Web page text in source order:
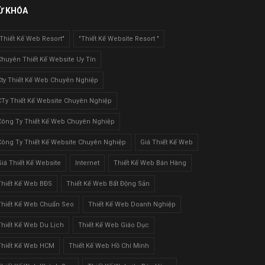
KHÓA
Kế Web Resort" "Thiết Kế Website Resort "
Thiết Kế Website Uy Tín
Thiết Kế Web Chuyên Nghiệp
Thiết Kế Website Chuyên Nghiệp
Ty Thiết Kế Web Chuyên Nghiệp
Ty Thiết Kế Website Chuyên Nghiệp Giá Thiết Kế Web
Thiết Kế Website Internet Thiết Kế Web Bán Hàng
Kế Web BĐS Thiết Kế Web Bất Động Sản
Kế Web Chuẩn Seo Thiết Kế Web Doanh Nghiệp
Kế Web Du Lịch Thiết Kế Web Giáo Dục
Kế Web HCM Thiết Kế Web Hồ Chí Minh